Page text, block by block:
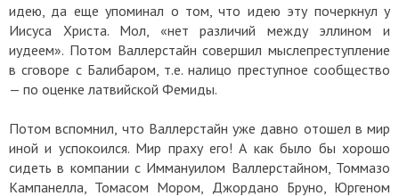
идею, да еще упоминал о том, что идею эту почеркнул у
Иисуса Христа. Мол, «нет различий между эллином и
иудеем». Потом Валлерстайн совершил мыслепреступление
в сговоре с Балибаром, т.е. налицо преступное сообщество
— по оценке латвийской Фемиды.
Потом вспомнил, что Валлерстайн уже давно отошел в мир
иной и успокоился. Мир праху его! А как было бы хорошо
сидеть в компании с Иммануилом Валлерстайном, Томмазо
Кампанелла, Томасом Мором, Джордано Бруно, Юргеном